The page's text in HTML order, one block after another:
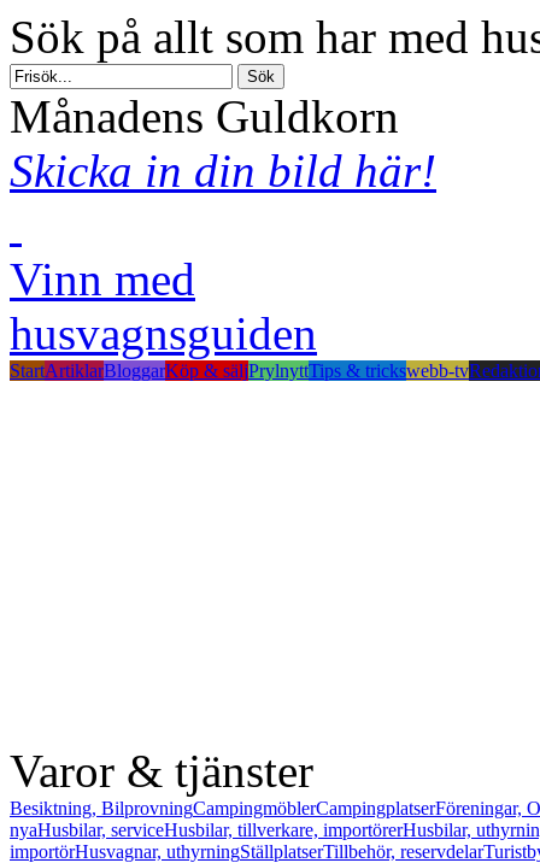
Sök på allt som har med
Månadens Guldkorn
Skicka in din bild här!
Vinn med
husvagnsguiden
StartArtiklarBloggarKöp & säljPrylnyttTips & trickswebb-tv
Varor & tjänster
Besiktning, BilprovningCampingmöblerCampingplatserFöreningar,
nyaHusbilar, serviceHusbilar, tillverkare, importörerHusbilar,
importörHusvagnar, uthyrningStällplatserTillbehör, reservdelar